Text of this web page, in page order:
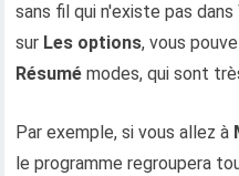
sans fil qui n'existe pas
sur Les options, vous
Résumé modes, qui sont
Par exemple, si vous allez à
le programme regroupera